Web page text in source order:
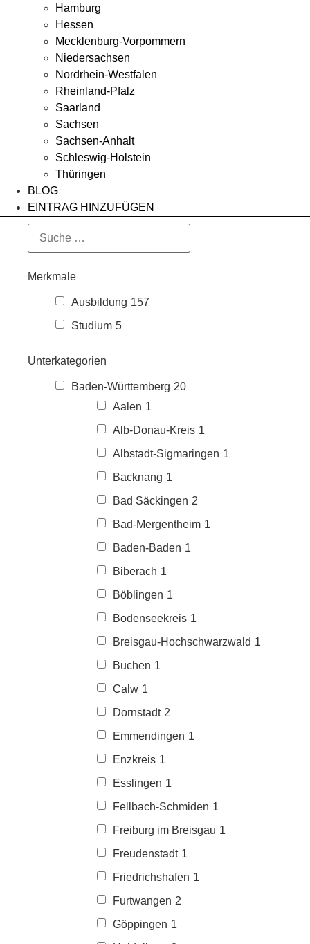
Hamburg
Hessen
Mecklenburg-Vorpommern
Niedersachsen
Nordrhein-Westfalen
Rheinland-Pfalz
Saarland
Sachsen
Sachsen-Anhalt
Schleswig-Holstein
Thüringen
BLOG
EINTRAG HINZUFÜGEN
Merkmale
Ausbildung 157
Studium 5
Unterkategorien
Baden-Württemberg 20
Aalen 1
Alb-Donau-Kreis 1
Albstadt-Sigmaringen 1
Backnang 1
Bad Säckingen 2
Bad-Mergentheim 1
Baden-Baden 1
Biberach 1
Böblingen 1
Bodenseekreis 1
Breisgau-Hochschwarzwald 1
Buchen 1
Calw 1
Dornstadt 2
Emmendingen 1
Enzkreis 1
Esslingen 1
Fellbach-Schmiden 1
Freiburg im Breisgau 1
Freudenstadt 1
Friedrichshafen 1
Furtwangen 2
Göppingen 1